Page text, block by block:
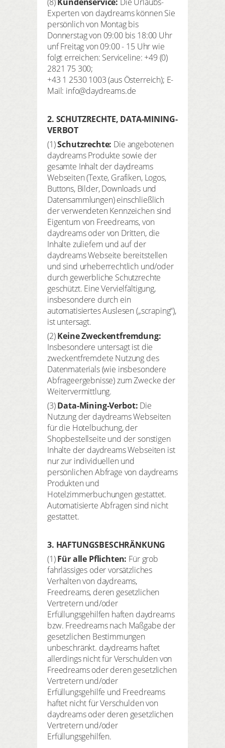
Experten von daydreams können Sie
persönlich von Montag bis
Donnerstag von 09:00 bis 18:00 Uhr
unf Freitag von 09:00 - 15 Uhr wie
folgt erreichen: Serviceline: +49 (0)
2821 75 300;
+43 1 2530 1003 (aus Österreich); E-
Mail: info@daydreams.de
2. SCHUTZRECHTE, DATA-MINING-
VERBOT
(1)Schutzrechte: Die angebotenen
daydreams Produkte sowie der
gesamte Inhalt der daydreams
Webseiten (Texte, Grafiken, Logos,
Buttons, Bilder, Downloads und
Datensammlungen) einschließlich
der verwendeten Kennzeichen sind
Eigentum von Freedreams, von
daydreams oder von Dritten, die
Inhalte zuliefern und auf der
daydreams Webseite bereitstellen
und sind urheberrechtlich und/oder
durch gewerbliche Schutzrechte
geschützt. Eine Vervielfältigung,
insbesondere durch ein
automatisiertes Auslesen („scraping“),
ist untersagt.
(2)Keine Zweckentfremdung:
Insbesondere untersagt ist die
zweckentfremdete Nutzung des
Datenmaterials (wie insbesondere
Abfrageergebnisse) zum Zwecke der
Weitervermittlung.
(3)Data-Mining-Verbot: Die
Nutzung der daydreams Webseiten
für die Hotelbuchung, der
Shopbestellseite und der sonstigen
Inhalte der daydreams Webseiten ist
nur zur individuellen und
persönlichen Abfrage von daydreams
Produkten und
Hotelzimmerbuchungen gestattet.
Automatisierte Abfragen sind nicht
gestattet.
3. HAFTUNGSBESCHRÄNKUNG
(1)Für alle Pflichten: Für grob
fahrlässiges oder vorsätzliches
Verhalten von daydreams,
Freedreams, deren gesetzlichen
Vertretern und/oder
Erfüllungsgehilfen haften daydreams
bzw. Freedreams nach Maßgabe der
gesetzlichen Bestimmungen
unbeschränkt. daydreams haftet
allerdings nicht für Verschulden von
Freedreams oder deren gesetzlichen
Vertretern und/oder
Erfüllungsgehilfe und Freedreams
haftet nicht für Verschulden von
daydreams oder deren gesetzlichen
Vertretern und/oder
Erfüllungsgehilfen.